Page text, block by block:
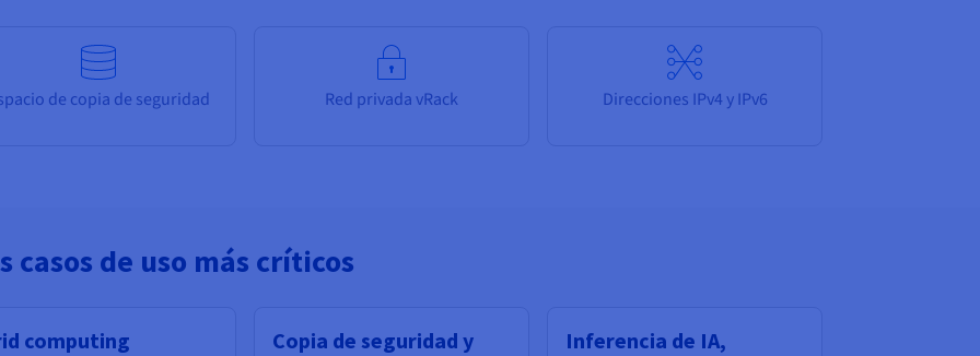
de copia de seguridad Red privada vRack Direcciones IPv4 y IPv6
casos de uso más críticos
computing
Copia de seguridad y
Inferencia de IA,